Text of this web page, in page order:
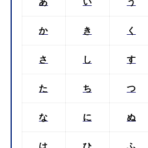
か き く
さ し す
た ち つ
な に ぬ
は ひ ふ